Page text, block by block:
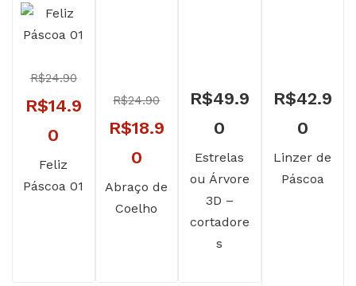
R$24.90
O
preço
original
era:
R$14.9
0
preço
atual
Feliz
Páscoa 01
R$24.90
O
preço
original
era:
R$18.9
0O
preço
atual
Abraço de
Coelho
R$49.9
0
Estrelas
ou Árvore
3D –
cortadore
s
R$42.9
0
Linzer de
Páscoa